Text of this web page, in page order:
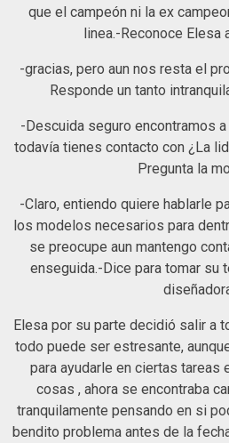
que el campeón ni la ex
linea.-Reconoce Elesa
-gracias, pero aun nos resta el
Responde un tanto
-Descuida seguro encontramos
todavía tienes contacto con ¿La
Pregunta la
-Claro, entiendo quiere hablarle
los modelos necesarios para
se preocupe aun mantengo
enseguida.-Dice para tomar su
Elesa por su parte decidió salir a
todo puede ser estresante,
para ayudarle en ciertas tareas
cosas , ahora se encontraba
tranquilamente pensando en si
bendito problema antes de la